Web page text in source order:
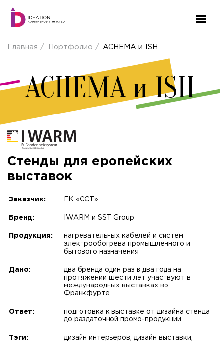
Главная Портфолио ACHEMA и ISH
ACHEMA и ISH
Стенды для еропейских
выставок
Заказчик: ГК «CСТ»
Бренд: IWARM и SST Group
Продукция:
нагревательных кабелей и систем
электрообогрева промышленного и
бытового назначения
Дано:
два бренда один раз в два года на
протяжении шести лет участвуют в
международных выставках во
Франкфурте
Ответ:
подготовка к выставке от дизайна стенда
до раздаточной промо-продукции
Тэги:
дизайн интерьеров, дизайн выставки,